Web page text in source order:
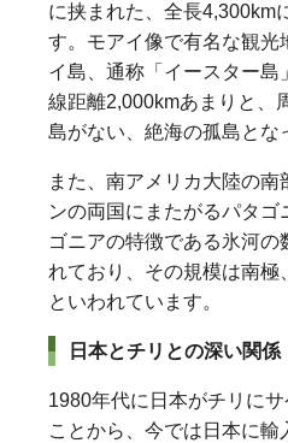
に挟まれた、全長4,300km
す。モアイ像で有名な観光
イ島、通称「イースター
線距離2,000kmあまりと、
島がない、絶海の孤島とな
また、南アメリカ大陸の
ンの両国にまたがるパタ
ゴニアの特徴である氷河
れており、その規模は南
といわれています。
日本とチリとの深い関係
1980年代に日本がチリに
ことから、今では日本に